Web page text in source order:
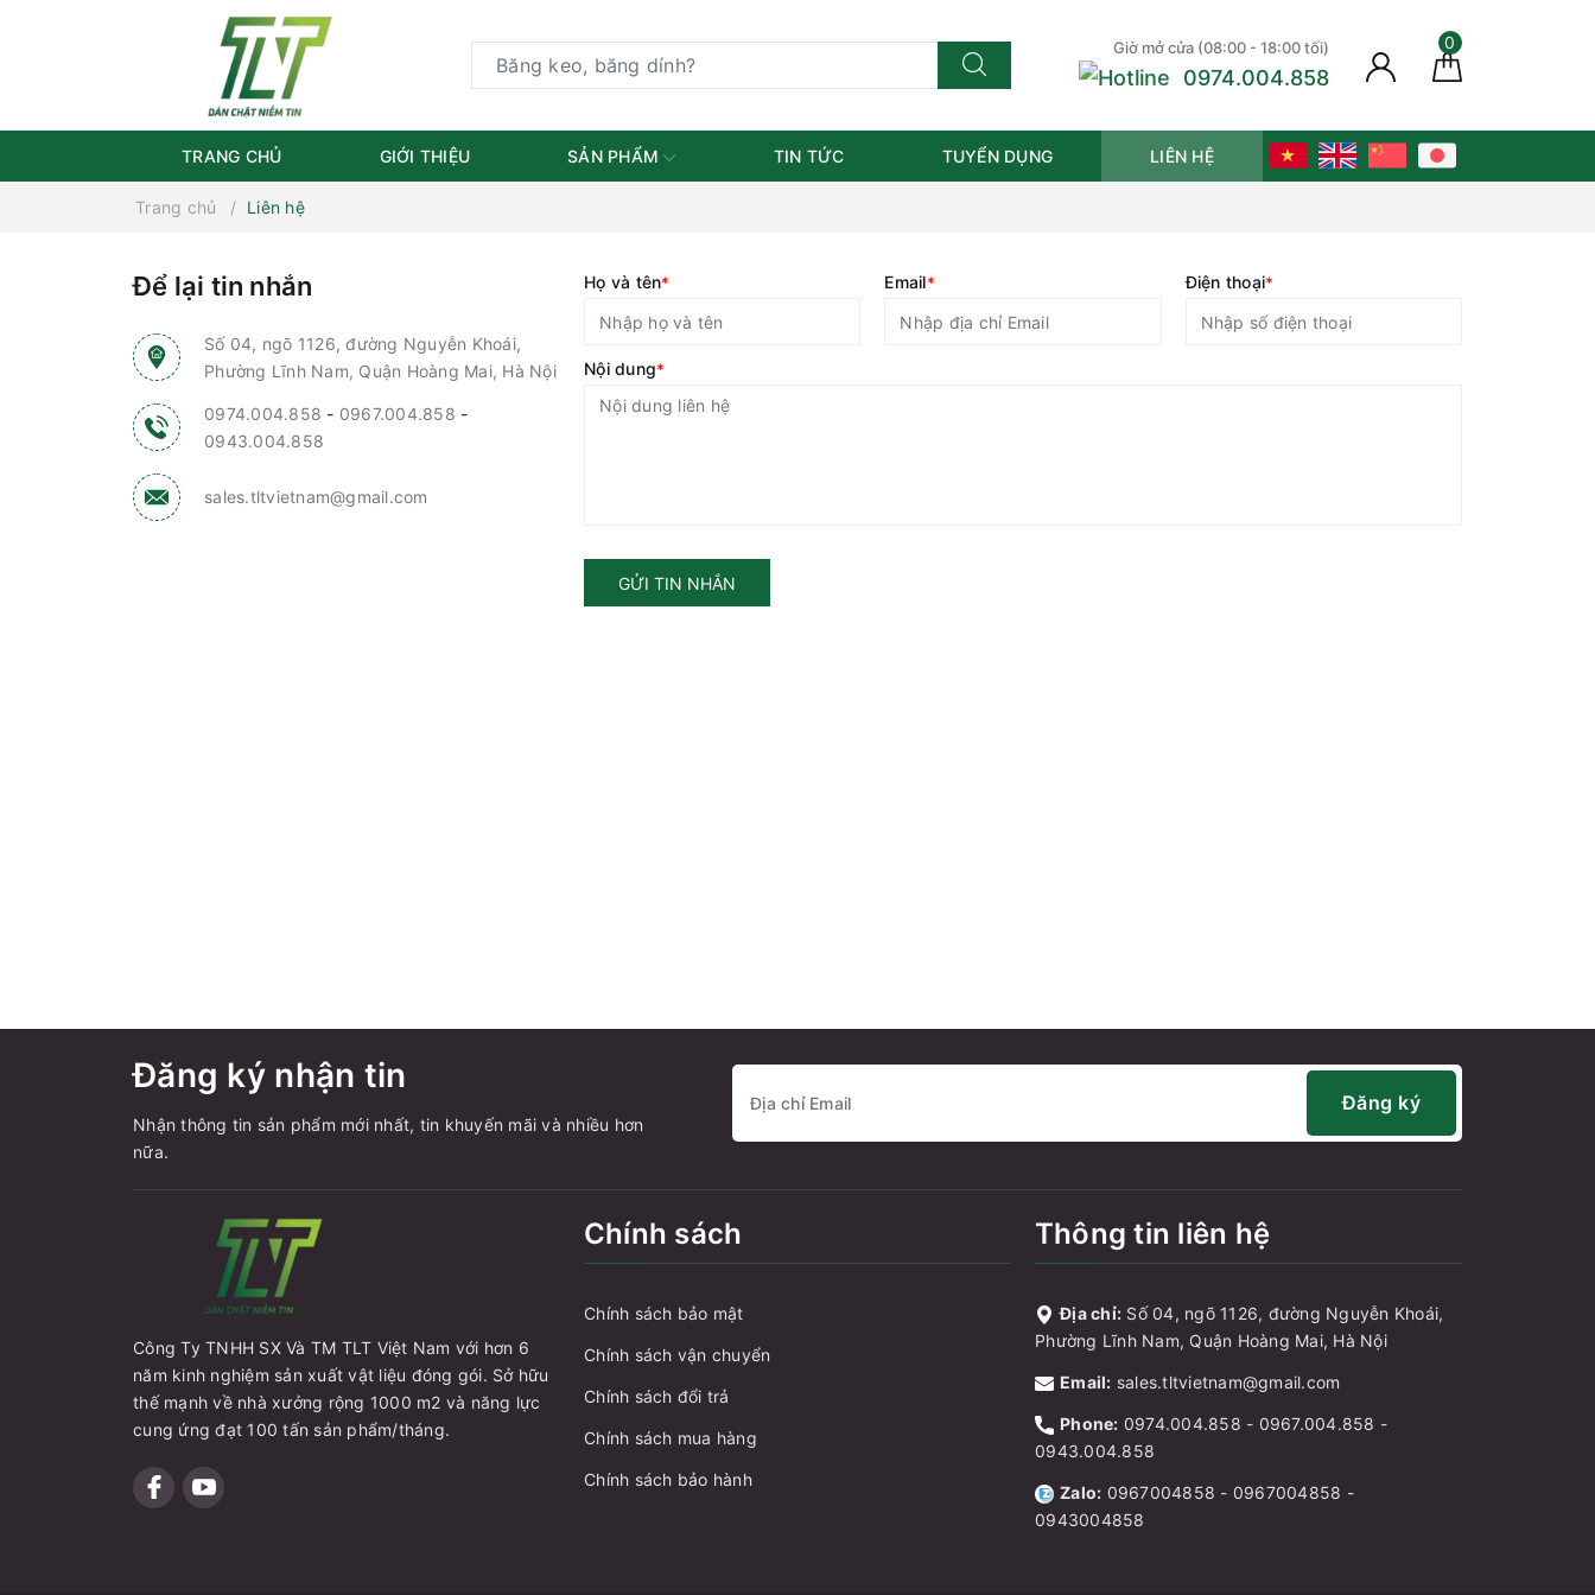
0
Giờ mở cửa (08:00 - 18:00 tối)
0974.004.858
TRANG CHỦ GIỚI THIỆU SẢN PHẨM TIN TỨC TUYỂN DỤNG LIÊN HỆ
Trang chủ Liên hệ
Để lại tin nhắn
Số 04, ngõ 1126, đường Nguyễn Khoái,
Phường Lĩnh Nam, Quận Hoàng Mai, Hà Nội
0974.004.858 - 0967.004.858 -
0943.004.858
sales.tltvietnam@gmail.com
Họ và tên* Email* Điện thoại*
Nội dung*
GỬI TIN NHẮN
Đăng ký nhận tin
Nhận thông tin sản phẩm mới nhất, tin khuyến mãi và nhiều hơn
nữa.
Đăng ký
Công Ty TNHH SX Và TM TLT Việt Nam với hơn 6
năm kinh nghiệm sản xuất vật liệu đóng gói. Sở hữu
thế mạnh về nhà xưởng rộng 1000 m2 và năng lực
cung ứng đạt 100 tấn sản phẩm/tháng.
Chính sách
Chính sách bảo mật
Chính sách vận chuyển
Chính sách đổi trả
Chính sách mua hàng
Chính sách bảo hành
Thông tin liên hệ
Địa chỉ: Số 04, ngõ 1126, đường Nguyễn Khoái,
Phường Lĩnh Nam, Quận Hoàng Mai, Hà Nội
Email: sales.tltvietnam@gmail.com
Phone: 0974.004.858 - 0967.004.858 -
0943.004.858
Zalo: 0967004858 - 0967004858 -
0943004858